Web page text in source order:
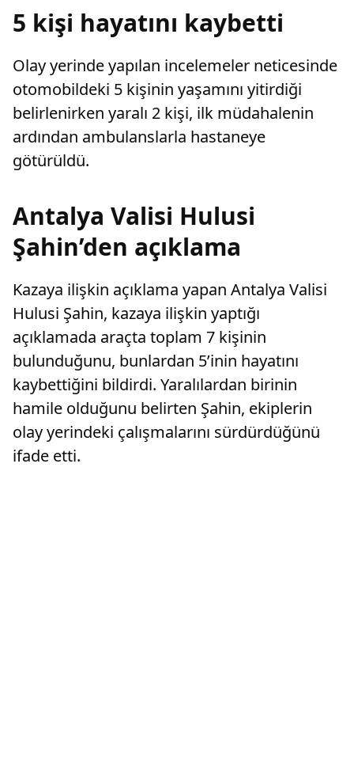
5 kişi hayatını kaybetti
Olay yerinde yapılan incelemeler neticesinde
otomobildeki 5 kişinin yaşamını yitirdiği
belirlenirken yaralı 2 kişi, ilk müdahalenin
ardından ambulanslarla hastaneye
götürüldü.
Antalya Valisi Hulusi
Şahin’den açıklama
Kazaya ilişkin açıklama yapan Antalya Valisi
Hulusi Şahin, kazaya ilişkin yaptığı
açıklamada araçta toplam 7 kişinin
bulunduğunu, bunlardan 5’inin hayatını
kaybettiğini bildirdi. Yaralılardan birinin
hamile olduğunu belirten Şahin, ekiplerin
olay yerindeki çalışmalarını sürdürdüğünü
ifade etti.